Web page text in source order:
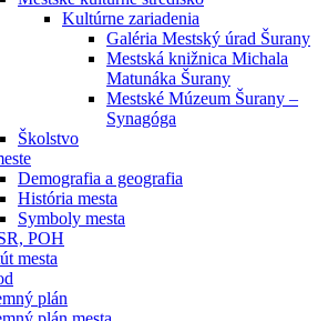
Kultúrne zariadenia
Galéria Mestský úrad Šurany
Mestská knižnica Michala
Matunáka Šurany
Mestské Múzeum Šurany –
Synagóga
Školstvo
Demografia a geografia
História mesta
Symboly mesta
POH
mesta
plán